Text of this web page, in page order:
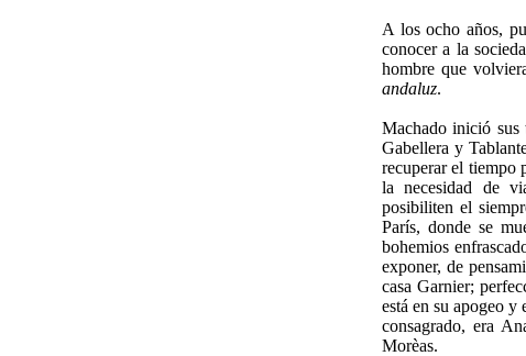
A los ocho años,
conocer a la
hombre que
andaluz.
Machado inició sus
Gabellera y
recuperar el tiempo
la necesidad de
posibiliten el
París, donde se
bohemios
exponer, de
casa Garnier;
está en su apogeo
consagrado, era
Morèas.